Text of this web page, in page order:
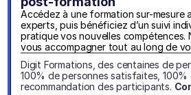
Accédez à une formation sur-mesure
experts, puis bénéficiez d’un suivi
pratique vos nouvelles compétences.
vous accompagner tout au long de
Digit Formations, des centaines de
100% de personnes satisfaites,
recommandation des participants.